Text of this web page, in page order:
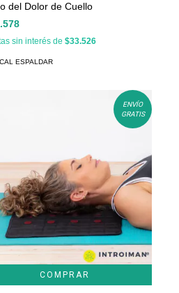
del Dolor de Cuello
sin interés de $33.526
ESPALDAR
ENVÍO
GRATIS
COMPRAR